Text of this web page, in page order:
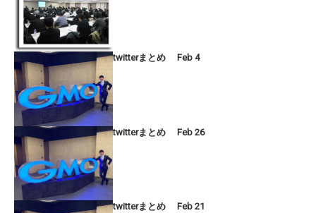
twitterまとめ Feb 4
twitterまとめ Feb 26
twitterまとめ Feb 21